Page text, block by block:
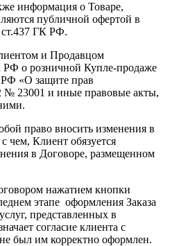
информация о Товаре,
публичной офертой в
ст.437 ГК РФ.
и Продавцом
о розничной Купле-продаже
РФ «О защите прав
№ 23001 и иные правовые акты,
право вносить изменения в
чем, Клиент обязуется
в Договоре, размещенном
нажатием кнопки
этапе оформления Заказа
представленных в
согласие клиента с
был им корректно оформлен.